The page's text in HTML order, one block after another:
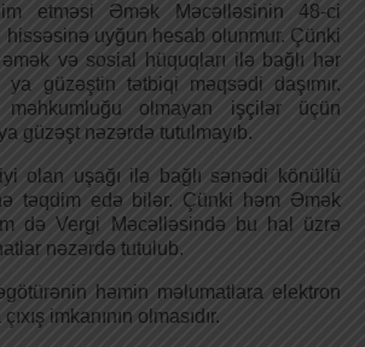
etməsi Əmək Məcəlləsinin 48-ci
uyğun hesab olunmur. Çünki
və sosial hüquqları ilə bağlı hər
ya güzəştin tətbiqi məqsədi daşımır.
məhkumluğu olmayan işçilər üçün
güzəşt nəzərdə tutulmayıb.
olan uşağı ilə bağlı sənədi könüllü
təqdim edə bilər. Çünki həm Əmək
də Vergi Məcəlləsində bu hal üzrə
nəzərdə tutulub.
həmin məlumatlara elektron
imkanının olmasıdır.